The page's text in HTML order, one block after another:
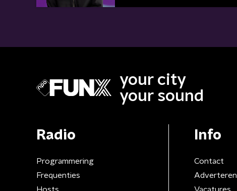
your city
your sound
Radio
Programmering
Frequenties
Hosts
Info
Contact
Adverteren
Vacatures